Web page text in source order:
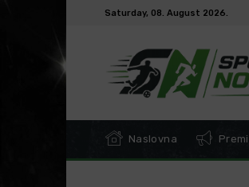
Saturday, 08. August 2026.
Naslovna